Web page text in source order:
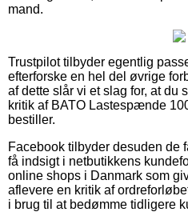
mand.
Trustpilot tilbyder egentlig
efterforske en hel del øvrige
af dette slår vi et slag for, at du
kritik af BATO Lastespænde
bestiller.
Facebook tilbyder desuden de
få indsigt i netbutikkens
online shops i Danmark som
aflevere en kritik af
i brug til at bedømme tidligere